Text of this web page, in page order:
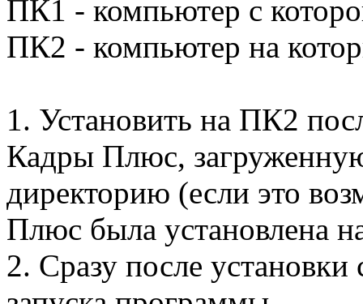
ПК1 - компьютер с
ПК2 - компьютер на
1. Установить на ПК2
Кадры Плюс,
директорию (если это
Плюс была установлена
2. Сразу после установки